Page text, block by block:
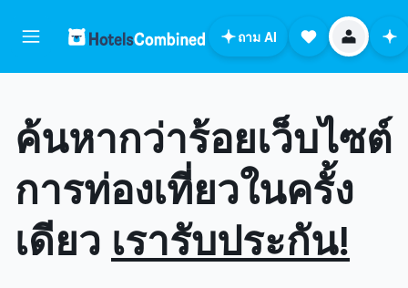
ถาม AI
ค้นหากว่าร้อยเว็บไซต์
การท่องเที่ยวในครั้ง
เดียว เรารับประกัน!